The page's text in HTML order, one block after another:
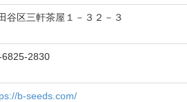
谷区三軒茶屋１－３２－３
6825-2830
b-seeds.com/